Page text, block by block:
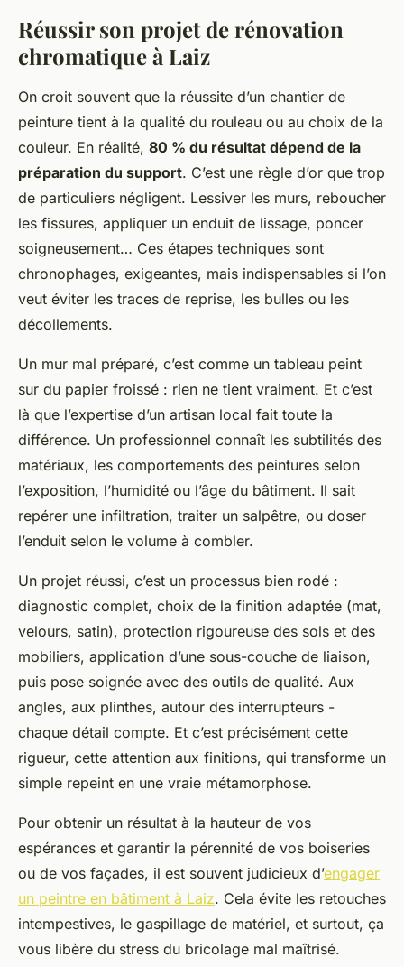
Réussir son projet de rénovation
chromatique à Laiz
On croit souvent que la réussite d’un chantier de
peinture tient à la qualité du rouleau ou au choix de la
couleur. En réalité, 80 % du résultat dépend de la
préparation du support. C’est une règle d’or que trop
de particuliers négligent. Lessiver les murs, reboucher
les fissures, appliquer un enduit de lissage, poncer
soigneusement… Ces étapes techniques sont
chronophages, exigeantes, mais indispensables si l’on
veut éviter les traces de reprise, les bulles ou les
décollements.
Un mur mal préparé, c’est comme un tableau peint
sur du papier froissé : rien ne tient vraiment. Et c’est
là que l’expertise d’un artisan local fait toute la
différence. Un professionnel connaît les subtilités des
matériaux, les comportements des peintures selon
l’exposition, l’humidité ou l’âge du bâtiment. Il sait
repérer une infiltration, traiter un salpêtre, ou doser
l’enduit selon le volume à combler.
Un projet réussi, c’est un processus bien rodé :
diagnostic complet, choix de la finition adaptée (mat,
velours, satin), protection rigoureuse des sols et des
mobiliers, application d’une sous-couche de liaison,
puis pose soignée avec des outils de qualité. Aux
angles, aux plinthes, autour des interrupteurs -
chaque détail compte. Et c’est précisément cette
rigueur, cette attention aux finitions, qui transforme un
simple repeint en une vraie métamorphose.
Pour obtenir un résultat à la hauteur de vos
espérances et garantir la pérennité de vos boiseries
ou de vos façades, il est souvent judicieux d’engager
un peintre en bâtiment à Laiz. Cela évite les retouches
intempestives, le gaspillage de matériel, et surtout, ça
vous libère du stress du bricolage mal maîtrisé.